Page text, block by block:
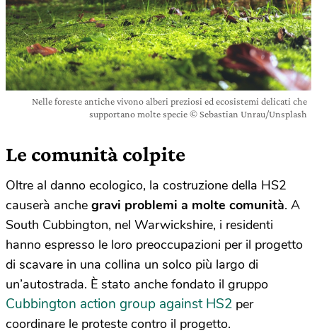
Nelle foreste antiche vivono alberi preziosi ed ecosistemi delicati che
supportano molte specie © Sebastian Unrau/Unsplash
Le comunità colpite
Oltre al danno ecologico, la costruzione della HS2
causerà anche gravi problemi a molte comunità. A
South Cubbington, nel Warwickshire, i residenti
hanno espresso le loro preoccupazioni per il progetto
di scavare in una collina un solco più largo di
un’autostrada. È stato anche fondato il gruppo
Cubbington action group against HS2 per
coordinare le proteste contro il progetto.